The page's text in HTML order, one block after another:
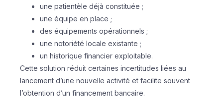
une patientèle déjà constituée ;
une équipe en place ;
des équipements opérationnels ;
une notoriété locale existante ;
un historique financier exploitable.
Cette solution réduit certaines incertitudes liées au
lancement d’une nouvelle activité et facilite souvent
l’obtention d’un financement bancaire.